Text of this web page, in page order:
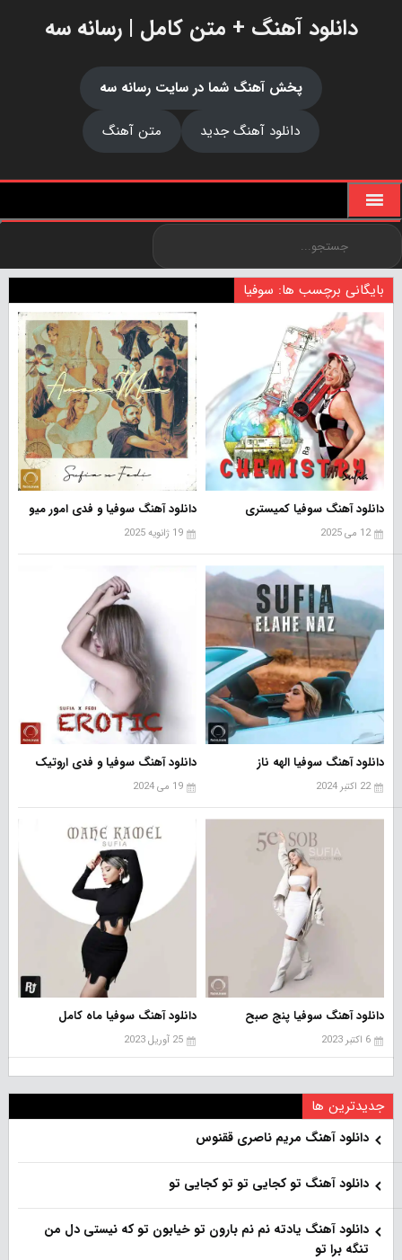
دانلود آهنگ + متن کامل | رسانه سه
پخش آهنگ شما در سایت رسانه سه
دانلود آهنگ جدید
متن آهنگ
بایگانی برچسب ها: سوفیا
دانلود آهنگ سوفیا کمیستری
12 می 2025
دانلود آهنگ سوفیا و فدی امور میو
19 ژانویه 2025
دانلود آهنگ سوفیا الهه ناز
22 اکتبر 2024
دانلود آهنگ سوفیا و فدی اروتیک
19 می 2024
دانلود آهنگ سوفیا پنج صبح
6 اکتبر 2023
دانلود آهنگ سوفیا ماه کامل
25 آوریل 2023
جدیدترین ها
دانلود آهنگ مریم ناصری ققنوس
دانلود آهنگ تو کجایی تو تو کجایی تو
دانلود آهنگ یادته نم نم بارون تو خیابون تو که نیستی دل من
تنگه برا تو